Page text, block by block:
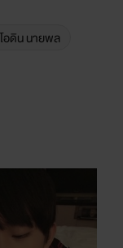
อดิน นายพล